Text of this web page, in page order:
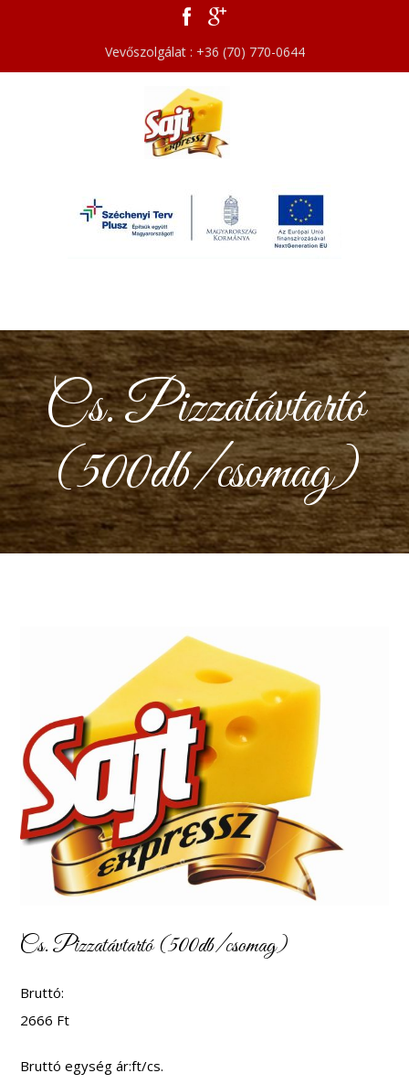
Vevőszolgálat : +36 (70) 770-0644
Cs. Pizzatávtartó
(500db/csomag)
Cs. Pizzatávtartó (500db/csomag)
Bruttó:
2666 Ft
Bruttó egység ár:ft/cs.